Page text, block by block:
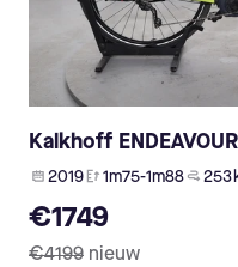
Kalkhoff
2019 1m75-1m88 253
€1749
€4199 nieuw